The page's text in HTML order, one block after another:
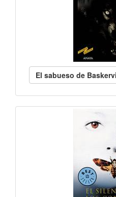
El sabueso de